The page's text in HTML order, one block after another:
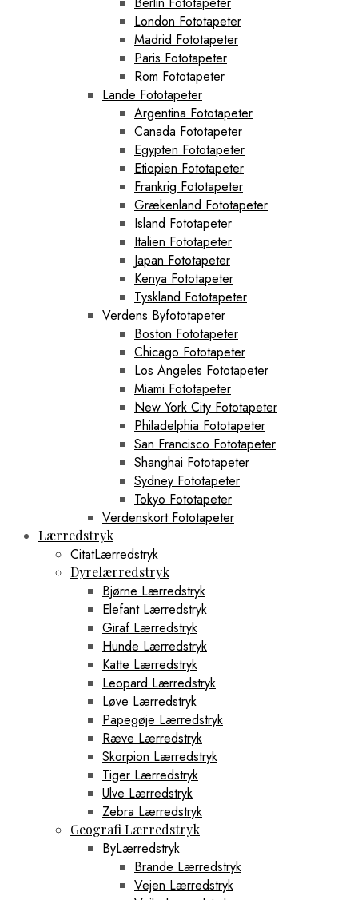
London Fototapeter
Madrid Fototapeter
Paris Fototapeter
Rom Fototapeter
Lande Fototapeter
Argentina Fototapeter
Canada Fototapeter
Egypten Fototapeter
Etiopien Fototapeter
Frankrig Fototapeter
Grækenland Fototapeter
Island Fototapeter
Italien Fototapeter
Japan Fototapeter
Kenya Fototapeter
Tyskland Fototapeter
Verdens Byfototapeter
Boston Fototapeter
Chicago Fototapeter
Los Angeles Fototapeter
Miami Fototapeter
New York City Fototapeter
Philadelphia Fototapeter
San Francisco Fototapeter
Shanghai Fototapeter
Sydney Fototapeter
Tokyo Fototapeter
Verdenskort Fototapeter
Lærredstryk
CitatLærredstryk
Dyrelærredstryk
Bjørne Lærredstryk
Elefant Lærredstryk
Giraf Lærredstryk
Hunde Lærredstryk
Katte Lærredstryk
Leopard Lærredstryk
Løve Lærredstryk
Papegøje Lærredstryk
Ræve Lærredstryk
Skorpion Lærredstryk
Tiger Lærredstryk
Ulve Lærredstryk
Zebra Lærredstryk
Geografi Lærredstryk
ByLærredstryk
Brande Lærredstryk
Vejen Lærredstryk